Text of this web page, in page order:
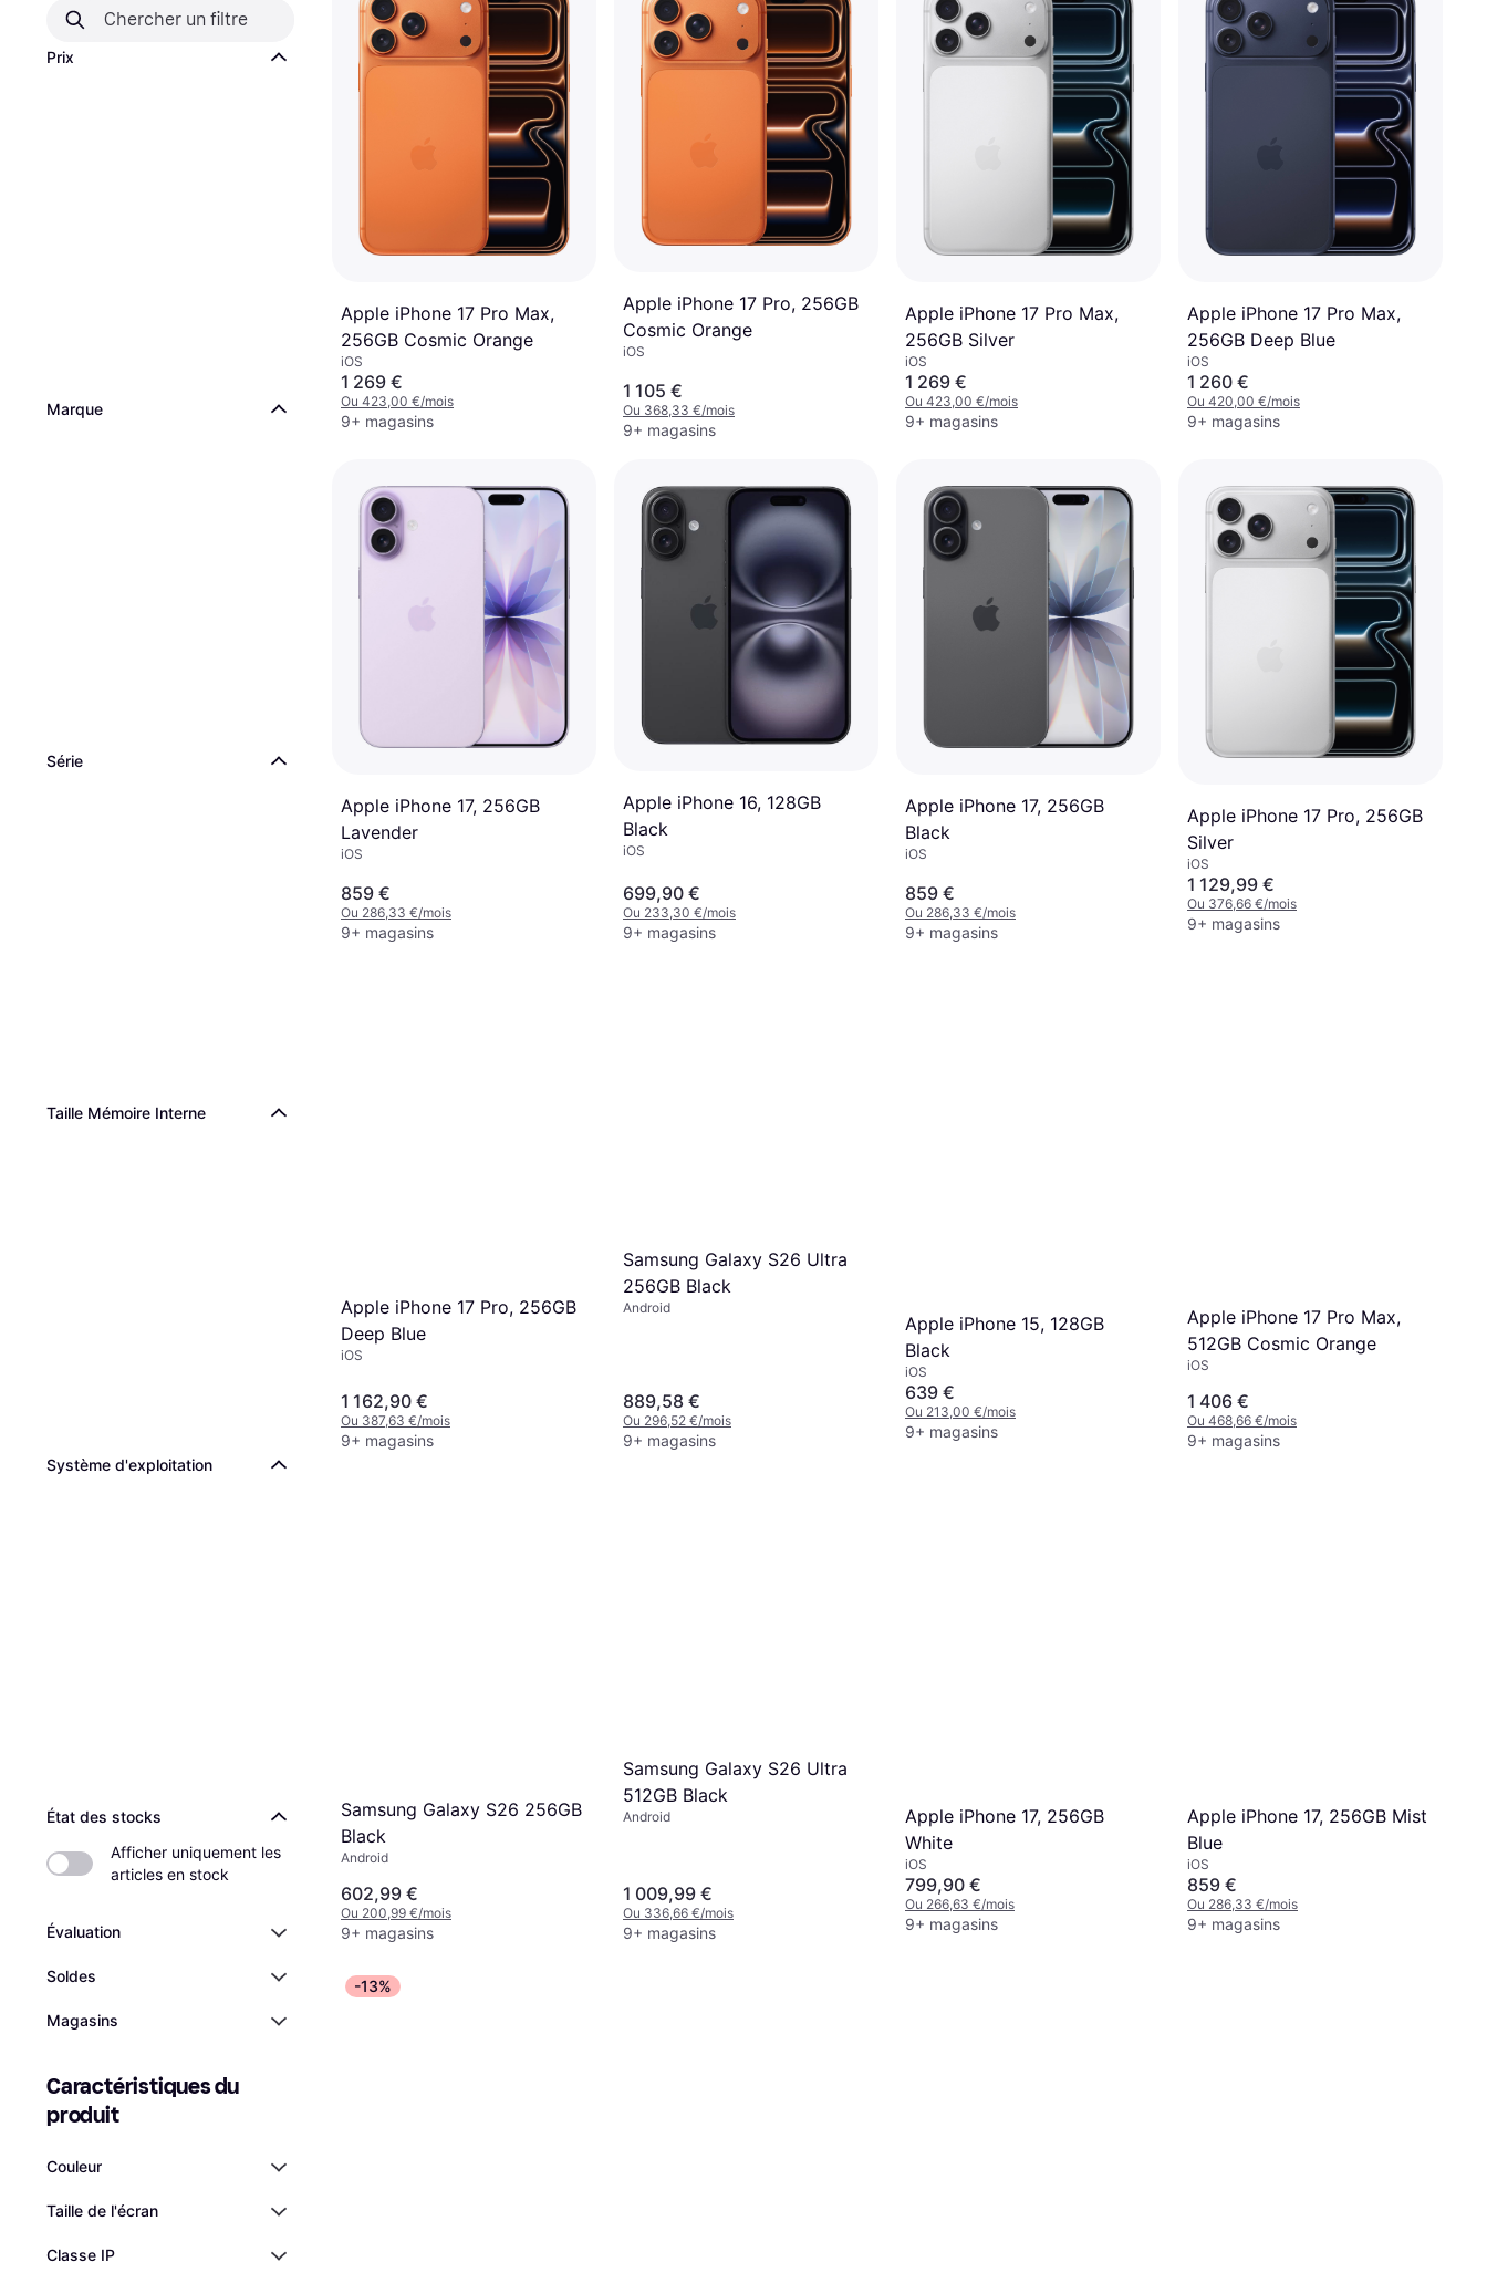
Prix
Marque
Série
Taille Mémoire Interne
Système d'exploitation
État des stocks
Afficher uniquement les
articles en stock
Évaluation
Soldes
Magasins
Caractéristiques du
produit
Couleur
Taille de l'écran
Classe IP
Apple iPhone 17 Pro Max,
256GB Cosmic Orange
iOS
1 269 €
Ou 423,00 €/mois
9+ magasins
Apple iPhone 17 Pro, 256GB
Cosmic Orange
iOS
1 105 €
Ou 368,33 €/mois
9+ magasins
Apple iPhone 17 Pro Max,
256GB Silver
iOS
1 269 €
Ou 423,00 €/mois
9+ magasins
Apple iPhone 17 Pro Max,
256GB Deep Blue
iOS
1 260 €
Ou 420,00 €/mois
9+ magasins
Apple iPhone 17, 256GB
Lavender
iOS
859 €
Ou 286,33 €/mois
9+ magasins
Apple iPhone 16, 128GB
Black
iOS
699,90 €
Ou 233,30 €/mois
9+ magasins
Apple iPhone 17, 256GB
Black
iOS
859 €
Ou 286,33 €/mois
9+ magasins
Apple iPhone 17 Pro, 256GB
Silver
iOS
1 129,99 €
Ou 376,66 €/mois
9+ magasins
Apple iPhone 17 Pro, 256GB
Deep Blue
iOS
1 162,90 €
Ou 387,63 €/mois
9+ magasins
Samsung Galaxy S26 Ultra
256GB Black
Android
889,58 €
Ou 296,52 €/mois
9+ magasins
Apple iPhone 15, 128GB
Black
iOS
639 €
Ou 213,00 €/mois
9+ magasins
Apple iPhone 17 Pro Max,
512GB Cosmic Orange
iOS
1 406 €
Ou 468,66 €/mois
9+ magasins
Samsung Galaxy S26 256GB
Black
Android
602,99 €
Ou 200,99 €/mois
9+ magasins
Samsung Galaxy S26 Ultra
512GB Black
Android
1 009,99 €
Ou 336,66 €/mois
9+ magasins
Apple iPhone 17, 256GB
White
iOS
799,90 €
Ou 266,63 €/mois
9+ magasins
Apple iPhone 17, 256GB Mist
Blue
iOS
859 €
Ou 286,33 €/mois
9+ magasins
-13%